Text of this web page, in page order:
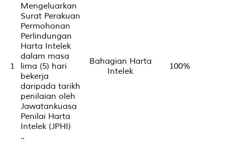
1
Mengeluarkan
Surat Perakuan
Permohonan
Perlindungan
Harta Intelek
dalam masa
lima (5) hari
bekerja
daripada tarikh
penilaian oleh
Jawatankuasa
Penilai Harta
Intelek (JPHI)
..
Bahagian Harta
Intelek
100%